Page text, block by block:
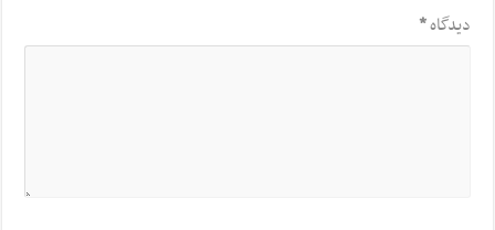
دیدگاه*